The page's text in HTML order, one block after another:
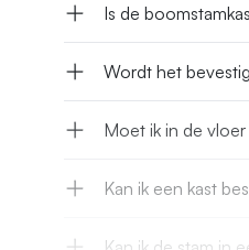
Is de
Wordt het
Moet ik in de
Kan ik een kast